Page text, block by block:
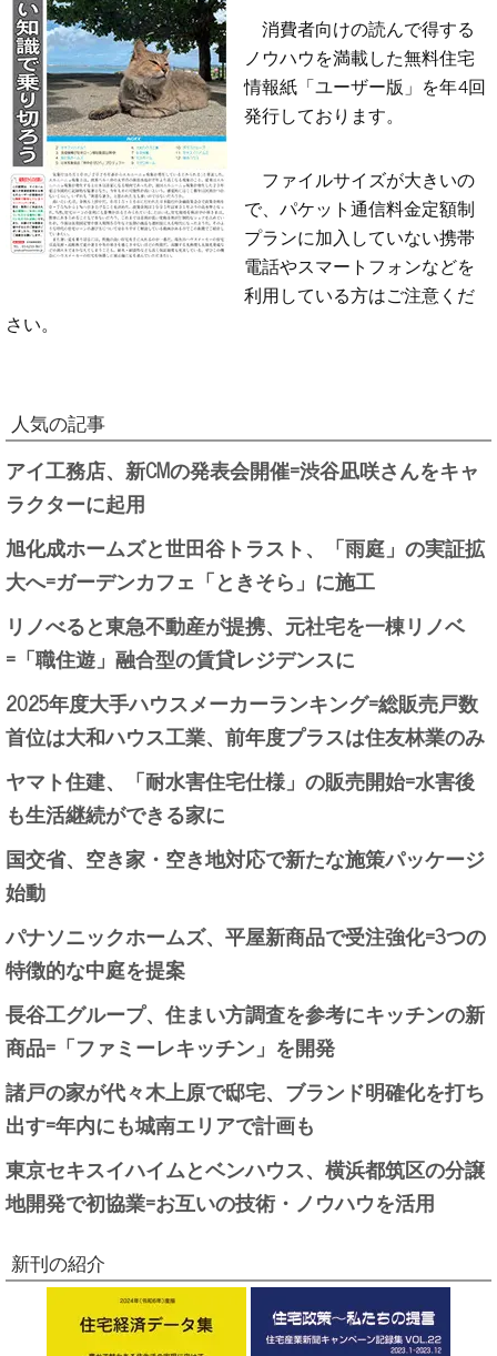
消費者向けの読んで得する
ノウハウを満載した無料住宅
情報紙「ユーザー版」を年4回
発行しております。
ファイルサイズが大きいの
で、パケット通信料金定額制
プランに加入していない携帯
電話やスマートフォンなどを
利用している方はご注意くだ
さい。
人気の記事
アイ工務店、新CMの発表会開催=渋谷凪咲さんをキャ
ラクターに起用
旭化成ホームズと世田谷トラスト、「雨庭」の実証拡
大へ=ガーデンカフェ「ときそら」に施工
リノべると東急不動産が提携、元社宅を一棟リノベ
=「職住遊」融合型の賃貸レジデンスに
2025年度大手ハウスメーカーランキング=総販売戸数
首位は大和ハウス工業、前年度プラスは住友林業のみ
ヤマト住建、「耐水害住宅仕様」の販売開始=水害後
も生活継続ができる家に
国交省、空き家・空き地対応で新たな施策パッケージ
始動
パナソニックホームズ、平屋新商品で受注強化=3つの
特徴的な中庭を提案
長谷工グループ、住まい方調査を参考にキッチンの新
商品=「ファミーレキッチン」を開発
諸戸の家が代々木上原で邸宅、ブランド明確化を打ち
出す=年内にも城南エリアで計画も
東京セキスイハイムとベンハウス、横浜都筑区の分譲
地開発で初協業=お互いの技術・ノウハウを活用
新刊の紹介